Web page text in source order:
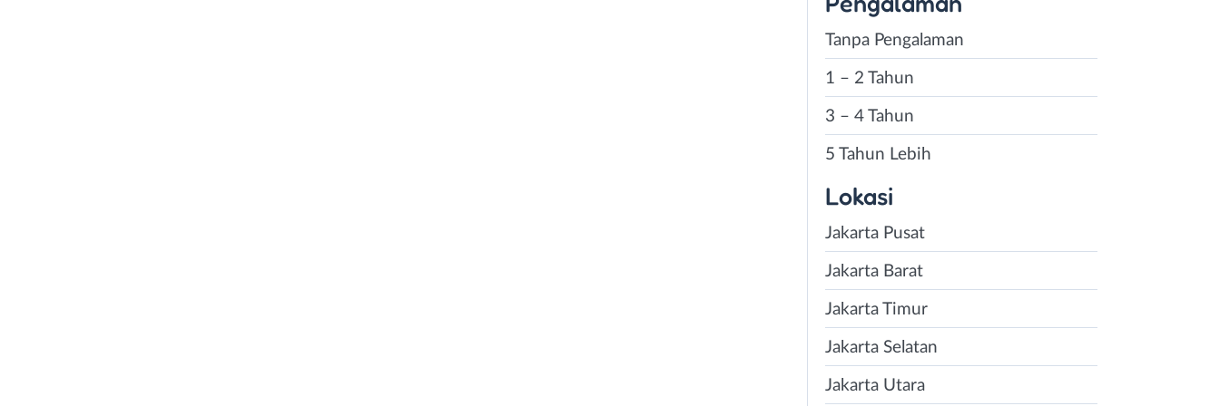
Tanpa Pengalaman
1 – 2 Tahun
3 – 4 Tahun
5 Tahun Lebih
Lokasi
Jakarta Pusat
Jakarta Barat
Jakarta Timur
Jakarta Selatan
Jakarta Utara